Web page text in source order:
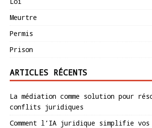
Meurtre
Permis
Prison
ARTICLES RÉCENTS
La médiation comme solution pour
conflits juridiques
Comment l’IA juridique simplifie vos